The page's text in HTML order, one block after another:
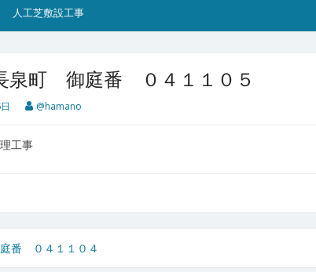
人工芝敷設工事
泉町 御庭番 ０４１１０５
@hamano
工事
番 ０４１１０４